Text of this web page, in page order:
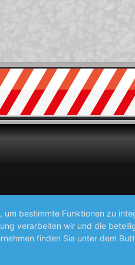
bestimmte Funktionen zu
verarbeiten wir und die
finden Sie unter dem